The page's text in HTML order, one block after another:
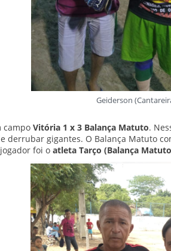
Geiderson
campo Vitória 1 x 3 Balança Matuto.
derrubar gigantes. O Balança Matuto
foi o atleta Tarço (Balança